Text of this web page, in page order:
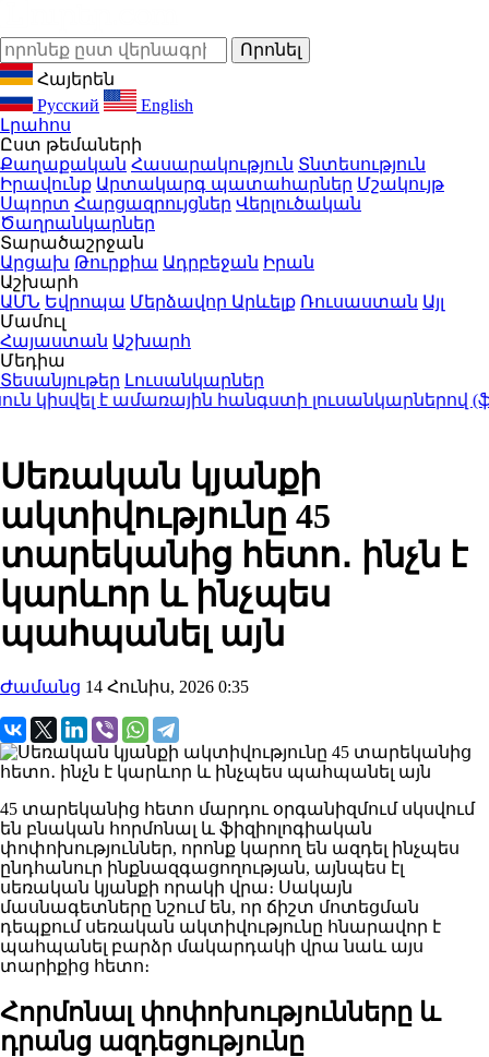
Հայերեն
Русский
English
Լրահոս
Ըստ թեմաների
Քաղաքական Հասարակություն Տնտեսություն
Իրավունք Արտակարգ պատահարներ Մշակույթ
Սպորտ Հարցազրույցներ Վերլուծական
Ծաղրանկարներ
Տարածաշրջան
Արցախ Թուրքիա Ադրբեջան Իրան
Աշխարհ
ԱՄՆ Եվրոպա Մերձավոր Արևելք Ռուսաստան Այլ
Մամուլ
Հայաստան Աշխարհ
Մեդիա
Տեսանյութեր Լուսանկարներ
է ամառային հանգստի լուսանկարներով
Սեռական կյանքի
ակտիվությունը 45
տարեկանից հետո․ ինչն է
կարևոր և ինչպես
պահպանել այն
Ժամանց 14 Հունիս, 2026 0:35
45 տարեկանից հետո մարդու օրգանիզմում սկսվում
են բնական հորմոնալ և ֆիզիոլոգիական
փոփոխություններ, որոնք կարող են ազդել ինչպես
ընդհանուր ինքնազգացողության, այնպես էլ
սեռական կյանքի որակի վրա։ Սակայն
մասնագետները նշում են, որ ճիշտ մոտեցման
դեպքում սեռական ակտիվությունը հնարավոր է
պահպանել բարձր մակարդակի վրա նաև այս
տարիքից հետո։
Հորմոնալ փոփոխությունները և
դրանց ազդեցությունը